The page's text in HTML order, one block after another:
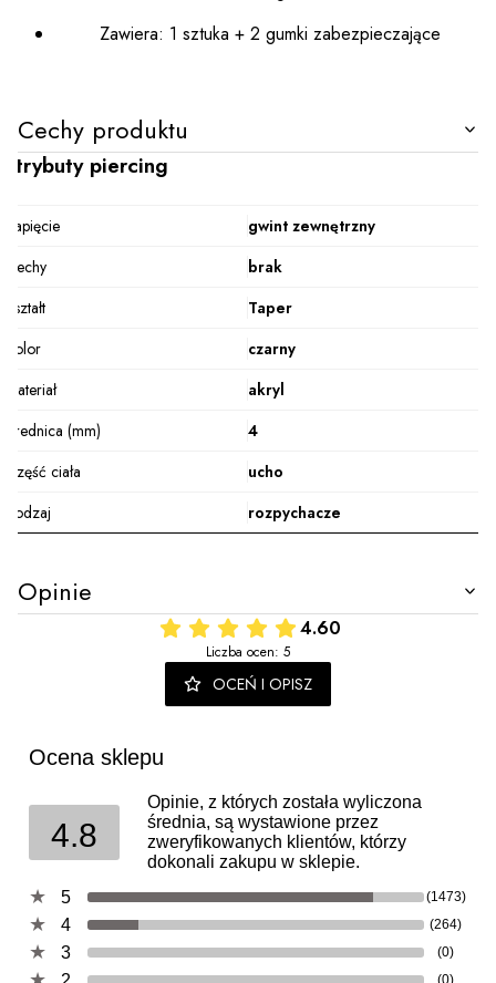
Zawiera: 1 sztuka + 2 gumki zabezpieczające
Cechy produktu
Atrybuty piercing
Zapięcie
gwint zewnętrzny
Cechy
brak
Kształt
Taper
Kolor
czarny
Materiał
akryl
Średnica (mm)
4
Część ciała
ucho
Rodzaj
rozpychacze
Opinie
4.60
Liczba ocen: 5
OCEŃ I OPISZ
Ocena sklepu
4.8
Opinie, z których została wyliczona
średnia, są wystawione przez
zweryfikowanych klientów, którzy
dokonali zakupu w sklepie.
5
(1473)
4 (264)
3 (0)
(0)